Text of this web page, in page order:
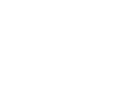
La situación en la antigua
infructuosas para
de la plantilla, las
denuncian que la
y condiciones de
justo en un momento en